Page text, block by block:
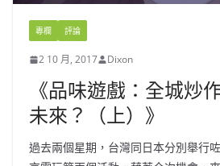
專欄 評論
2 10 月, 2017 Dixon
《品味遊戲：全城炒
未來？（上）》
過去兩個星期，台灣同日本分別舉行